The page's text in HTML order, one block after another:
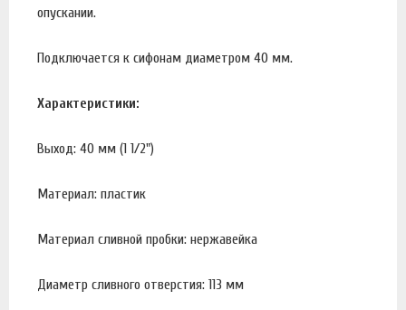
опускании.
Подключается к сифонам диаметром 40 мм.
Характеристики:
Выход: 40 мм (1 1/2")
Материал: пластик
Материал сливной пробки: нержавейка
Диаметр сливного отверстия: 113 мм